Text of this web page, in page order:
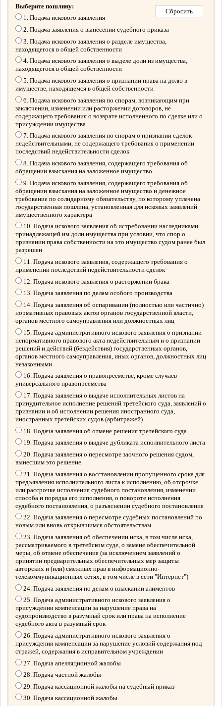
Выберите пошлину:
1. Подача искового заявления
2. Подача заявления о вынесении судебного приказа
3. Подача искового заявления о разделе имущества,
находящегося в общей собственности
4. Подача искового заявления о выделе доли из имущества,
находящегося в общей собственности
5. Подача искового заявления о признании права на долю в
имуществе, находящемся в общей собственности
6. Подача искового заявления по спорам, возникающим при
заключении, изменении или расторжении договоров, не
содержащего требования о возврате исполненного по сделке или о
присуждении имущества
7. Подача искового заявления по спорам о признании сделок
недействительными, не содержащего требования о применении
последствий недействительности сделок
8. Подача искового заявления, содержащего требования об
обращении взыскания на заложенное имущество
9. Подача искового заявления, содержащего требования об
обращении взыскания на заложенное имущество и денежное
требование по солидарному обязательству, по которому уплачена
государственная пошлина, установленная для исковых заявлений
имущественного характера
10. Подача искового заявления об истребовании наследниками
принадлежащей им доли имущества при условии, что спор о
признании права собственности на это имущество судом ранее был
разрешен
11. Подача искового заявления, содержащего требования о
применении последствий недействительности сделок
12. Подача искового заявления о расторжении брака
13. Подача заявления по делам особого производства
14. Подача заявления об оспаривании (полностью или частично)
нормативных правовых актов органов государственной власти,
органов местного самоуправления или должностных лиц
15. Подача административного искового заявления о признании
ненормативного правового акта недействительным и о признании
решений и действий (бездействия) государственных органов,
органов местного самоуправления, иных органов, должностных лиц
незаконными
16. Подача заявления о правопреемстве, кроме случаев
универсального правопреемства
17. Подача заявления о выдаче исполнительных листов на
принудительное исполнение решений третейского суда, заявлений о
признании и об исполнении решения иностранного суда,
иностранных третейских судов (арбитражей)
18. Подача заявления об отмене решения третейского суда
19. Подача заявления о выдаче дубликата исполнительного листа
20. Подача заявления о пересмотре заочного решения судом,
вынесшим это решение
21. Подача заявления о восстановлении пропущенного срока для
предъявления исполнительного листа к исполнению, об отсрочке
или рассрочке исполнения судебного постановления, изменении
способа и порядка его исполнения, о повороте исполнения
судебного постановления, о разъяснении судебного постановления
22. Подача заявления о пересмотре судебных постановлений по
новым или вновь открывшимся обстоятельствам
23. Подача заявления об обеспечении иска, в том числе иска,
рассматриваемого в третейском суде, о замене обеспечительной
меры, об отмене обеспечения (за исключением заявлений о
принятии предварительных обеспечительных мер защиты
авторских и (или) смежных прав в информационно-
телекоммуникационных сетях, в том числе в сети "Интернет")
24. Подача заявления по делам о взыскании алиментов
25. Подача административного искового заявления о
присуждении компенсации за нарушение права на
судопроизводство в разумный срок или права на исполнение
судебного акта в разумный срок
26. Подача административного искового заявления о
присуждении компенсации за нарушение условий содержания под
стражей, содержания в исправительном учреждении
27. Подача апелляционной жалобы
28. Подача частной жалобы
29. Подача кассационной жалобы на судебный приказ
30. Подача кассационной жалобы